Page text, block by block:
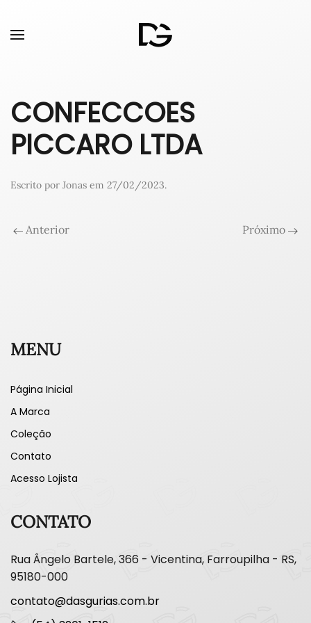
CONFECCOES
PICCARO LTDA
Escrito por Jonas em 27/02/2023.
Anterior Próximo
MENU
Página Inicial
A Marca
Coleção
Contato
Acesso Lojista
CONTATO
Rua Ângelo Bartele, 366 - Vicentina, Farroupilha - RS,
95180-000
contato@dasgurias.com.br